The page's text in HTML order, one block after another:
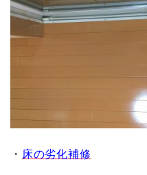
・ 床の劣化補修